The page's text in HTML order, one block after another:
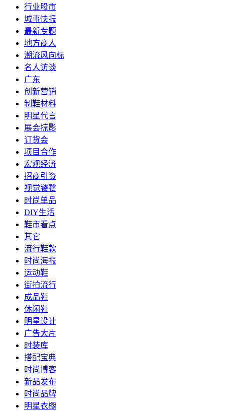
行业股市
城事快报
最新专题
地方商人
潮流风向标
名人访谈
广东
创新营销
制鞋材料
明星代言
展会掠影
订货会
项目合作
宏观经济
招商引资
视觉饕餮
时尚单品
DIY生活
鞋市看点
其它
流行鞋款
时尚海报
运动鞋
街拍流行
成品鞋
休闲鞋
明星设计
广告大片
时装库
搭配宝典
时尚博客
新品发布
时尚品牌
明星衣橱